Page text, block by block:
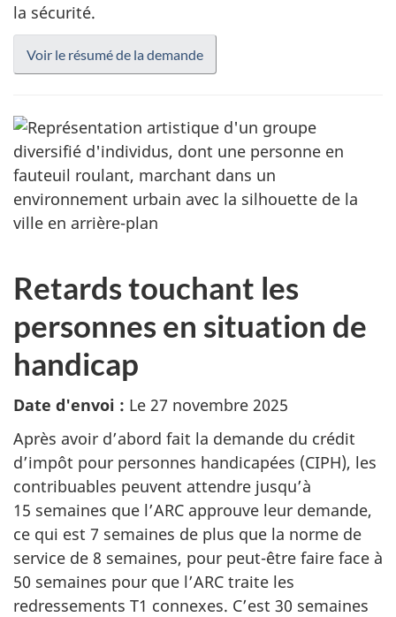
la sécurité.
Voir le résumé de la demande
Retards touchant les
personnes en situation de
handicap
Date d'envoi : Le 27 novembre 2025
Après avoir d’abord fait la demande du crédit
d’impôt pour personnes handicapées (CIPH), les
contribuables peuvent attendre jusqu’à
15 semaines que l’ARC approuve leur demande,
ce qui est 7 semaines de plus que la norme de
service de 8 semaines, pour peut-être faire face à
50 semaines pour que l’ARC traite les
redressements T1 connexes. C’est 30 semaines